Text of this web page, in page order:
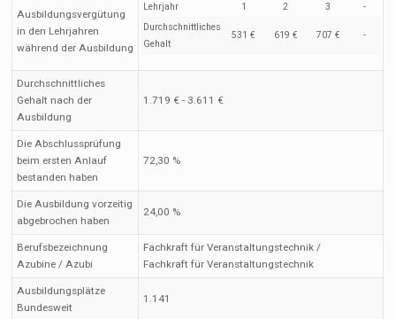
Ausbildungsvergütung
in den Lehrjahren
während der Ausbildung
Lehrjahr 1 2 3
-
Durchschnittliches
Gehalt
531 € 619 € 707 € -
Durchschnittliches
Gehalt nach der
Ausbildung
1.719 € - 3.611 €
Die Abschlussprüfung
beim ersten Anlauf
bestanden haben
72,30 %
Die Ausbildung vorzeitig
abgebrochen haben
24,00 %
Berufsbezeichnung
Azubine / Azubi
Fachkraft für Veranstaltungstechnik /
Fachkraft für Veranstaltungstechnik
Ausbildungsplätze
Bundesweit
1.141